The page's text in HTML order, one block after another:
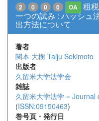
2 0 0 0 OA
租
一つの試み : ハッシュ
出方法について
著者
関本 大樹 Taiju Sekimoto
出版者
久留米大学法学会
雑誌
久留米大学法学 = Journal
(ISSN:09150463)
巻号頁・発行日